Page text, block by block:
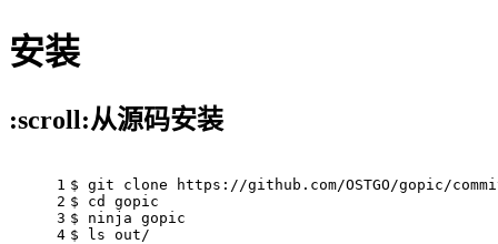
安装
:scroll:从源码安装
1
2
3
4
$ git clone https://github.com/OSTGO/gopic/
$ cd
gopic
$ ninja gopic
$
ls out/